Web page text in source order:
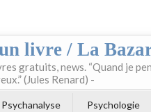
livre / La
gratuits, news. “Quand je
(Jules Renard) -
Psychanalyse Psychologie